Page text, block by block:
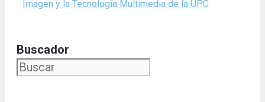
Imagen y la Tecnología Multimedia de la UPC
Buscador